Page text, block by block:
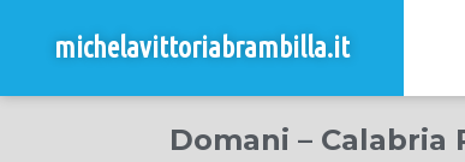
michelavittoriabrambilla.it
Domani –